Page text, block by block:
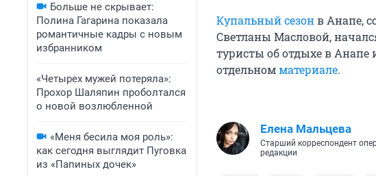
Больше не скрывает:
Полина Гагарина показала
романтичные кадры с новым
избранником
«Четырех мужей потеряла»:
Прохор Шаляпин проболтался
о новой возлюбленной
«Меня бесила моя роль»:
как сегодня выглядит Пуговка
из «Папиных дочек»
Купальный сезонв Анапе,
Светланы Масловой,
туристы об отдыхе в
отдельномматериале.
Елена Мальцева
Старший корреспондент
редакции